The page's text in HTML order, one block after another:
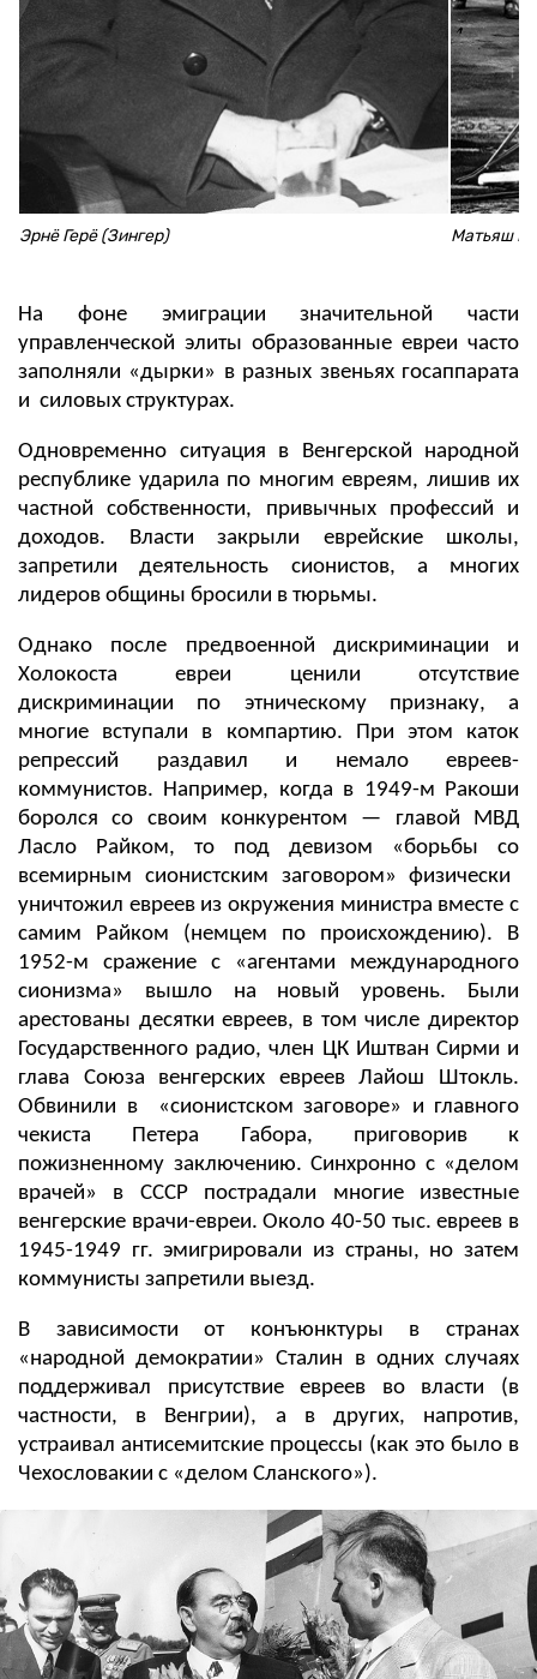
Эрнё Герё (Зингер) Матьяш
На фоне эмиграции значительной части
управленческой элиты образованные евреи часто
заполняли «дырки» в разных звеньях госаппарата
и силовых структурах.
Одновременно ситуация в Венгерской народной
республике ударила по многим евреям, лишив их
частной собственности, привычных профессий и
доходов. Власти закрыли еврейские школы,
запретили деятельность сионистов, а многих
лидеров общины бросили в тюрьмы.
Однако после предвоенной дискриминации и
Холокоста евреи ценили отсутствие
дискриминации по этническому признаку, а
многие вступали в компартию. При этом каток
репрессий раздавил и немало евреев-
коммунистов. Например, когда в 1949-м Ракоши
боролся со своим конкурентом — главой МВД
Ласло Райком, то под девизом «борьбы сo
всемирным сионистским заговором» физически
уничтожил евреев из окружения министра вместе с
самим Райком (немцем по происхождению). В
1952-м сражение с «агентами международного
сионизма» вышло на новый уровень. Были
арестованы десятки евреев, в том числе директор
Государственного радио, член ЦК Иштван Сирми и
глава Союза венгерских евреев Лайош Штокль.
Обвинили в «сионистском заговоре» и главного
чекиста Петера Габора, приговорив к
пожизненному заключению. Синхронно с «делом
врачей» в СССР пострадали многие известные
венгерские врачи-евреи. Около 40-50 тыс. евреев в
1945-1949 гг. эмигрировали из страны, но затем
коммунисты запретили выезд.
В зависимости от конъюнктуры в странах
«народной демократии» Сталин в одних случаях
поддерживал присутствие евреев во власти (в
частности, в Венгрии), а в других, напротив,
устраивал антисемитские процессы (как это было в
Чехословакии с «делом Сланского»).